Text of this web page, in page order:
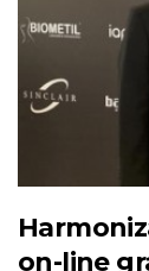
on-line